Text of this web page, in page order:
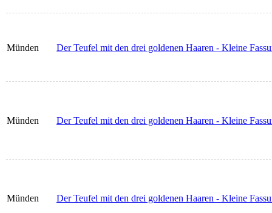
Münden Der Teufel mit den drei goldenen Haaren - Kleine
Münden Der Teufel mit den drei goldenen Haaren - Kleine
Münden Der Teufel mit den drei goldenen Haaren - Kleine